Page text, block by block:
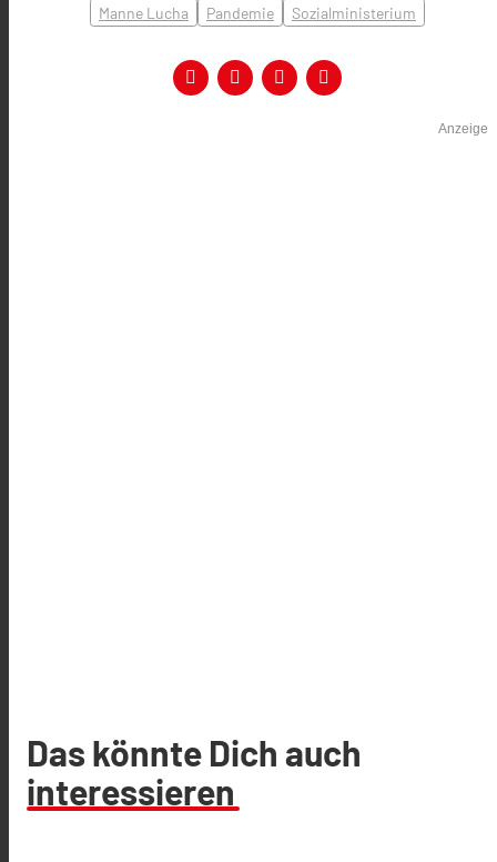
Manne Lucha Pandemie Sozialministerium
Anzeige
Das könnte Dich auch
interessieren